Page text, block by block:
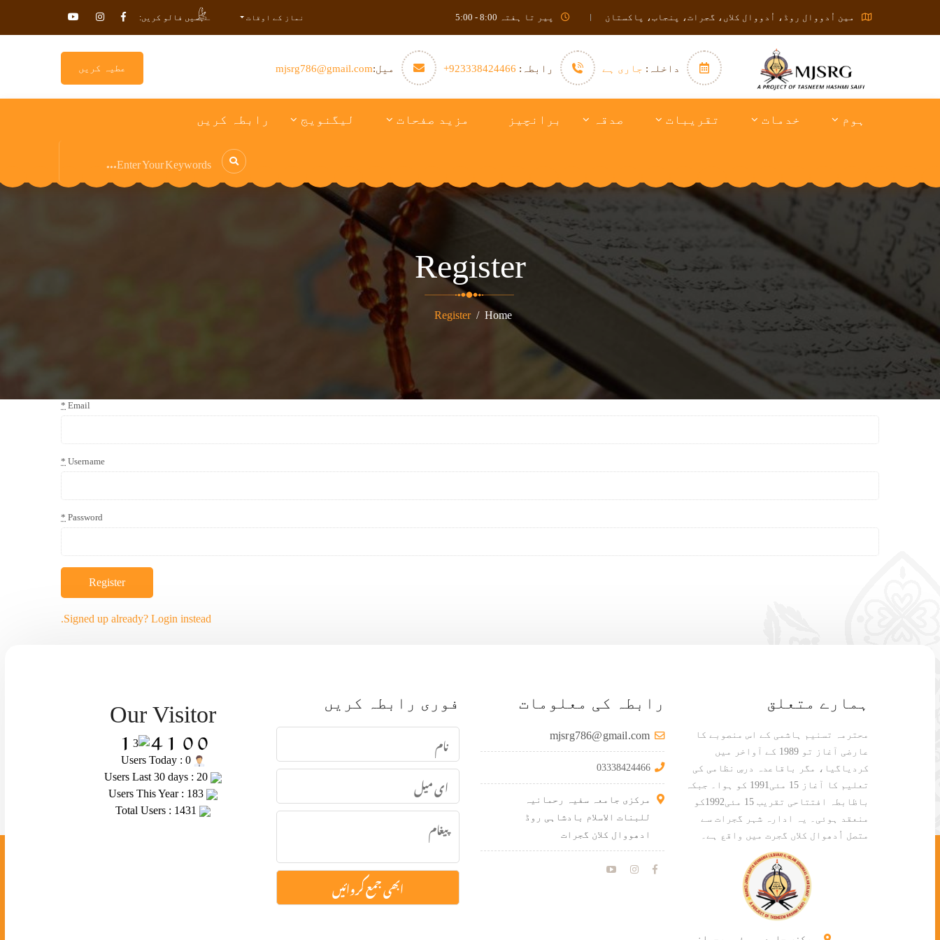
مین اُدووال روڈ، اُدووال کلاں، گجرات، پنجاب، پاکستان پیر تا ہفتہ 8:00 - 5:00 ہمیں فالو کریں: نماز کے اوقات
داخلہ: جاری ہے رابطہ: 923338424466+ میل:mjsrg786@gmail.com عطیہ کریں
ہوم خدمات تقریبات صدقہ برانچیز مزید صفحات لیگنویج رابطہ کریں
Register
Home
Register
Email
*
Username
*
Password
*
Register
Signed up already? Login instead.
ہمارے متعلق
محترمہ تسنیم ہاشمی کے اس منصوبے کا
عارضی آغاز تو 1989 کے آواخر میں
کردیاگیا، مگر باقاعدہ درسِ نظامی کی
تعلیم کا آغاز 15 مئی1991 کو ہوا۔ جبکہ
باظابطہ افتتاحی تقریب 15 مئی1992کو
منعقد ہوئی۔ یہ ادارہ شہر گجرات سے
متصل اُدھوال کلاں گجرت میں واقع ہے۔
رابطہ کی معلومات
mjsrg786@gmail.com
03338424466
مرکزی جامعہ سفیہ رحمانیہ
للبنات الاسلام بادشاہی روڈ
ادھووال کلان گجرات
فوری رابطہ کریں Our Visitor